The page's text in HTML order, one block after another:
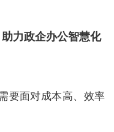
力政企办公智慧化
要面对成本高、效率